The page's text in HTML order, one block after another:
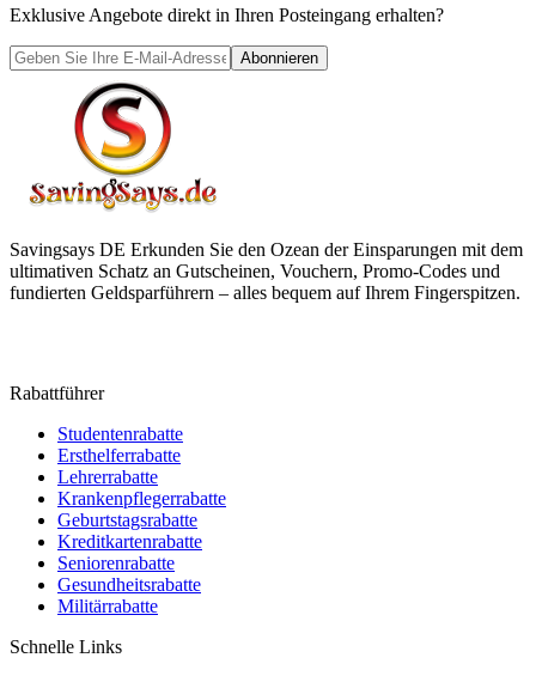
Exklusive Angebote direkt in Ihren Posteingang erhalten?
Abonnieren
Savingsays DE Erkunden Sie den Ozean der Einsparungen mit dem
ultimativen Schatz an Gutscheinen, Vouchern, Promo-Codes und
fundierten Geldsparführern – alles bequem auf Ihrem Fingerspitzen.
Rabattführer
Studentenrabatte
Ersthelferrabatte
Lehrerrabatte
Krankenpflegerrabatte
Geburtstagsrabatte
Kreditkartenrabatte
Seniorenrabatte
Gesundheitsrabatte
Militärrabatte
Schnelle Links